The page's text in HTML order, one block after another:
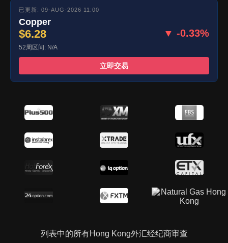
已更新: 09-AUG-2026 11:00
Copper
$6.28 ▼ -0.33%
52周区间: N/A
立即交易
列表中的所有Hong Kong外汇经纪商审查